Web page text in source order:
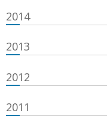
2014
2013
2012
2011